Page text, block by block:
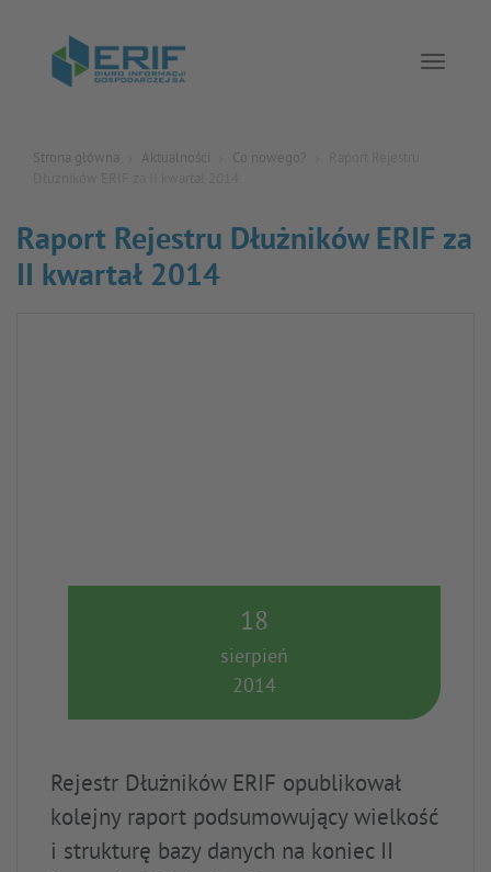
Strona główna Aktualności Co nowego?
Raport Rejestru Dłużników ERIF za
II kwartał 2014
18
sierpień
2014
Rejestr Dłużników ERIF opublikował
kolejny raport podsumowujący wielkość
i strukturę bazy danych na koniec II